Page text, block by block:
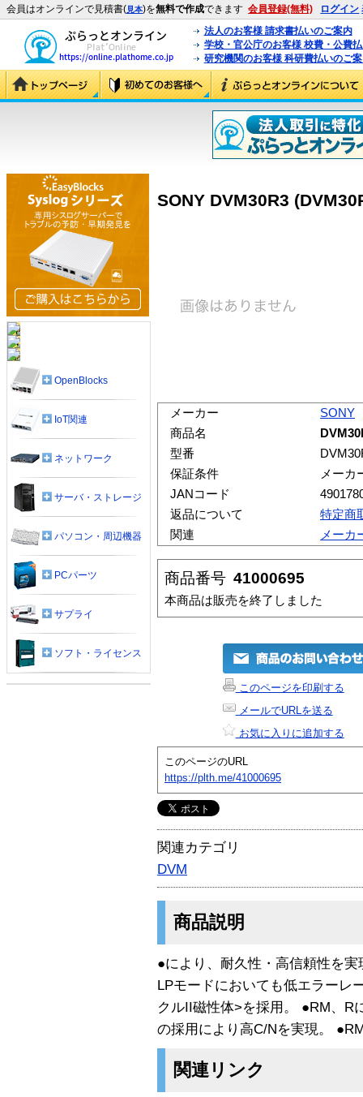
会員はオンラインで見積書(見本)を無料で作成できます 会員登録(無料) ログイン
法人のお客様 請求書払いのご案内
学校・官公庁のお客様 校費・公費
研究機関のお客様 科研費払いのご
SONY DVM30R3
メーカー
SONY
商品名
型番
保証条件
メーカ
JANコード
返品について
特定商
関連
メーカ
商品番号 41000695
本商品は販売を終了しました
このページを印刷する
メールでURLを送る
お気に入りに追加する
このページのURL
https://plth.me/41000695
関連カテゴリ
DVM
商品説明
●により、耐久性・高信頼性を
LPモードにおいても低エラーレ
クルII磁性体>を採用。 ●RM、R
の採用により高C/Nを実現。
関連リンク
OpenBlocks
IoT関連
ネットワーク
サーバ・ストレージ
パソコン・周辺機器
PCパーツ
サプライ
ソフト・ライセンス